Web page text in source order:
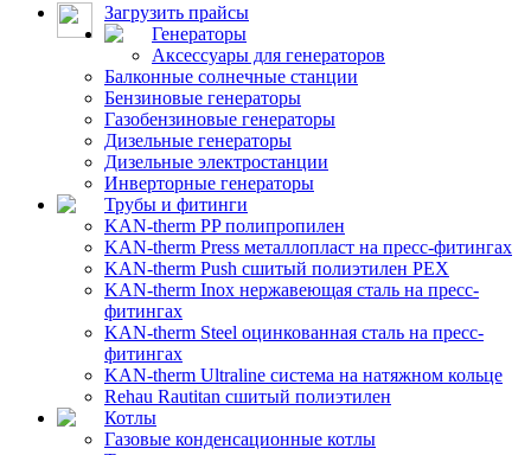
Загрузить прайсы
Генераторы
Аксессуары для генераторов
Балконные солнечные станции
Бензиновые генераторы
Газобензиновые генераторы
Дизельные генераторы
Дизельные электростанции
Инверторные генераторы
Трубы и фитинги
KAN-therm PP полипропилен
KAN-therm Рress металлопласт на пресс-фитингах
KAN-therm Push сшитый полиэтилен PEX
KAN-therm Inox нержавеющая сталь на пресс-
фитингах
KAN-therm Steel оцинкованная сталь на пресс-
фитингах
KAN-therm Ultraline система на натяжном кольце
Rehau Rautitan сшитый полиэтилен
Котлы
Газовые конденсационные котлы